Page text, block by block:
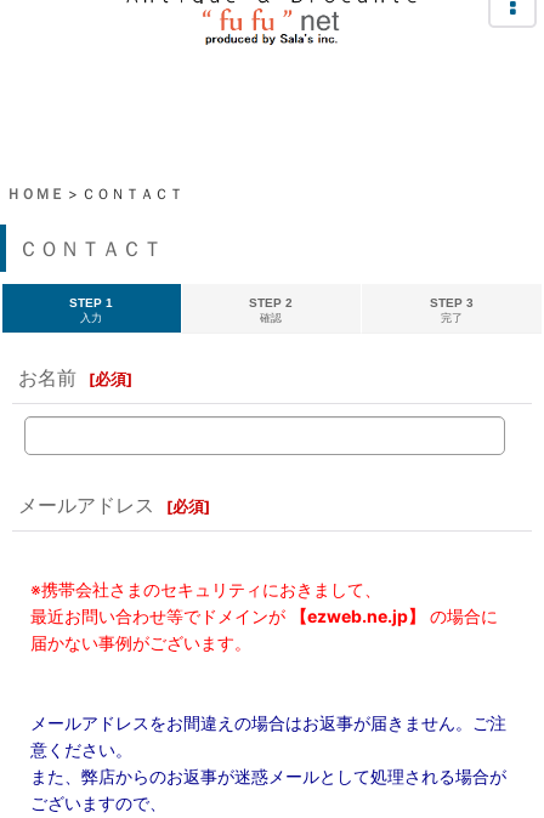
ＨＯＭＥ > ＣＯＮＴＡＣＴ
ＣＯＮＴＡＣＴ
STEP 1
入力
STEP 2
確認
STEP 3
完了
お名前 [必須]
メールアドレス [必須]
※携帯会社さまのセキュリティにおきまして、
最近お問い合わせ等でドメインが
【ezweb.ne.jp】
の場合に
届かない事例がございます。
メールアドレスをお間違えの場合はお返事が届きません。ご注
意ください。
また、弊店からのお返事が迷惑メールとして処理される場合が
ございますので、